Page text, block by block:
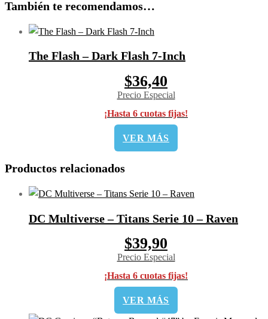
También te recomendamos…
The Flash – Dark Flash 7-Inch
$36,40
Precio Especial
¡Hasta 6 cuotas fijas!
VER MÁS
Productos relacionados
DC Multiverse – Titans Serie 10 – Raven
$39,90
Precio Especial
¡Hasta 6 cuotas fijas!
VER MÁS